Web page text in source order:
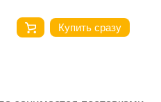
Купить сразу